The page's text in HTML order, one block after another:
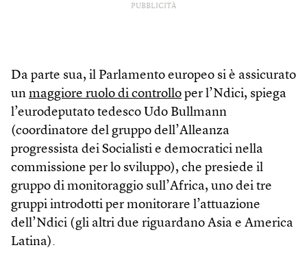
PUBBLICITÀ
Da parte sua, il Parlamento europeo si è assicurato
un maggiore ruolo di controllo per l’Ndici, spiega
l’eurodeputato tedesco Udo Bullmann
(coordinatore del gruppo dell’Alleanza
progressista dei Socialisti e democratici nella
commissione per lo sviluppo), che presiede il
gruppo di monitoraggio sull’Africa, uno dei tre
gruppi introdotti per monitorare l’attuazione
dell’Ndici (gli altri due riguardano Asia e America
Latina).